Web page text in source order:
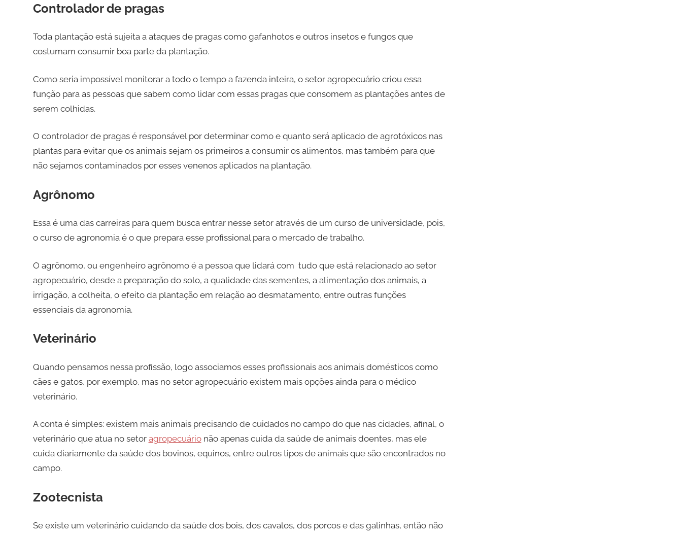
Controlador de pragas
Toda plantação está sujeita a ataques de pragas como gafanhotos e outros insetos e fungos que
costumam consumir boa parte da plantação.
Como seria impossível monitorar a todo o tempo a fazenda inteira, o setor agropecuário criou essa
função para as pessoas que sabem como lidar com essas pragas que consomem as plantações antes de
serem colhidas.
O controlador de pragas é responsável por determinar como e quanto será aplicado de agrotóxicos nas
plantas para evitar que os animais sejam os primeiros a consumir os alimentos, mas também para que
não sejamos contaminados por esses venenos aplicados na plantação.
Agrônomo
Essa é uma das carreiras para quem busca entrar nesse setor através de um curso de universidade, pois,
o curso de agronomia é o que prepara esse profissional para o mercado de trabalho.
O agrônomo, ou engenheiro agrônomo é a pessoa que lidará com tudo que está relacionado ao setor
agropecuário, desde a preparação do solo, a qualidade das sementes, a alimentação dos animais, a
irrigação, a colheita, o efeito da plantação em relação ao desmatamento, entre outras funções
essenciais da agronomia.
Veterinário
Quando pensamos nessa profissão, logo associamos esses profissionais aos animais domésticos como
cães e gatos, por exemplo, mas no setor agropecuário existem mais opções ainda para o médico
veterinário.
A conta é simples: existem mais animais precisando de cuidados no campo do que nas cidades, afinal, o
veterinário que atua no setor agropecuárionão apenas cuida da saúde de animais doentes, mas ele
cuida diariamente da saúde dos bovinos, equinos, entre outros tipos de animais que são encontrados no
campo.
Zootecnista
Se existe um veterinário cuidando da saúde dos bois, dos cavalos, dos porcos e das galinhas, então não